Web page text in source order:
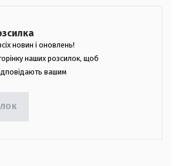
новин і оновлень!
наших розсилок, щоб
вашим